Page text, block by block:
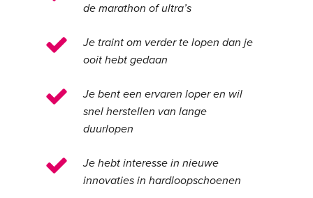
de marathon of ultra’s
Je traint om verder te lopen dan je
ooit hebt gedaan
Je bent een ervaren loper en wil
snel herstellen van lange
duurlopen
Je hebt interesse in nieuwe
innovaties in hardloopschoenen